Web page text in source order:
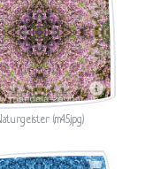
(m45.jpg)